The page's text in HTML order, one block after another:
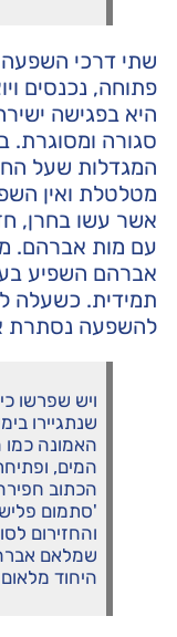
שתי דרכי
פתוחה, נכנסים
היא בפגישה
סגורה
המגדלות שעל
מטלטלת ואין
אשר עשו בחרן,
עם מות אברהם.
אברהם השפיע
תמידית. כשעלה
להשפעה נסתרת
ויש שפרשו
שנתגיירו
האמונה
המים,
הכתוב
'סתמום
והחזירום
שמלאם
היחוד